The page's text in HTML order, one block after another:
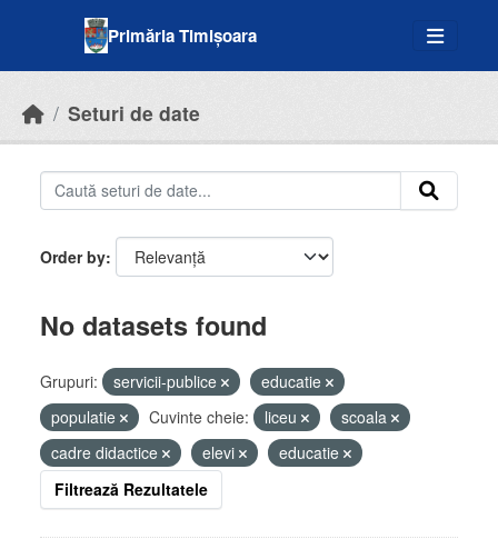
Primăria Timișoara
Seturi de date
Order by
No datasets found
Grupuri: servicii-publice
educatie
populatie
Cuvinte cheie: liceu
scoala
cadre didactice
elevi
educatie
Filtrează Rezultatele